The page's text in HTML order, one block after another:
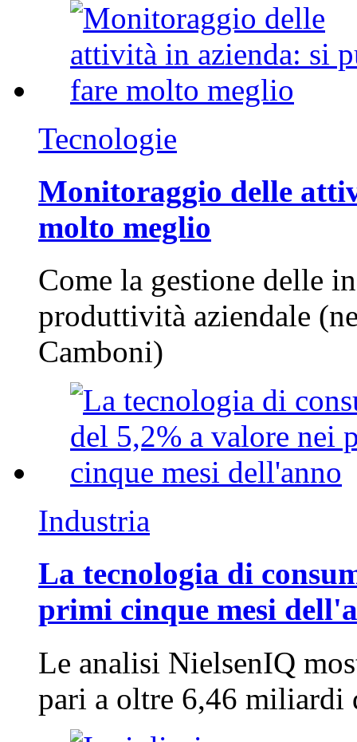
Tecnologie
Monitoraggio delle
molto meglio
Come la gestione delle
produttività aziendale
Camboni)
Industria
La tecnologia di
primi cinque mesi
Le analisi NielsenIQ
pari a oltre 6,46